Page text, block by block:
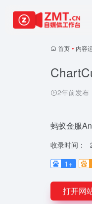
首页 • 内容
2年前发布
蚂蚁金服
收录时间：
1+
打开网